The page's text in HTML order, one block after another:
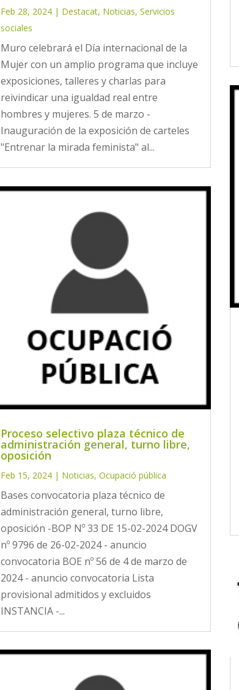
Feb 28, 2024 | Destacat, Noticias,Servicios
sociales
Muro celebrará el Día internacional de la
Mujer con un amplio programa que incluye
exposiciones, talleres y charlas para
reivindicar una igualdad real entre
hombres y mujeres. 5 de marzo -
Inauguración de la exposición de carteles
"Entrenar la mirada feminista" al...
Proceso selectivo plaza técnico de
administración general, turno libre,
oposición
Feb 15, 2024 | Noticias,Ocupació pública
Bases convocatoria plaza técnico de
administración general, turno libre,
oposición -BOP Nº 33 DE 15-02-2024 DOGV
nº 9796 de 26-02-2024 - anuncio
convocatoria BOE nº 56 de 4 de marzo de
2024 - anuncio convocatoria Lista
provisional admitidos y excluidos
INSTANCIA -...